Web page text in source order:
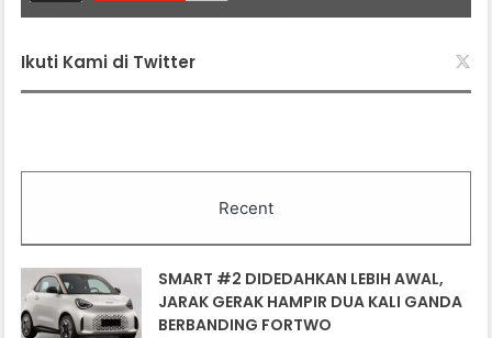
Ikuti Kami di Twitter
Recent
SMART #2 DIDEDAHKAN LEBIH AWAL,
JARAK GERAK HAMPIR DUA KALI GANDA
BERBANDING FORTWO